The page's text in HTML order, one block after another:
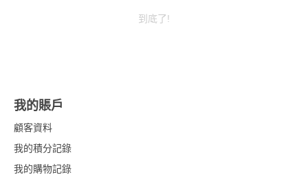
到底了!
我的賬戶
顧客資料
我的積分記錄
我的購物記錄